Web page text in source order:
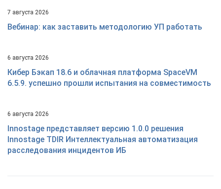
7 августа 2026
Вебинар: как заставить методологию УП работать
6 августа 2026
Кибер Бэкап 18.6 и облачная платформа SpaceVM
6.5.9. успешно прошли испытания на совместимость
6 августа 2026
Innostage представляет версию 1.0.0 решения
Innostage TDIR Интеллектуальная автоматизация
расследования инцидентов ИБ